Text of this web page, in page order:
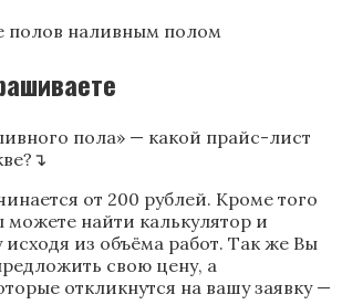
пола» — какой прайс-лист
от 200 рублей. Кроме того
можете найти калькулятор и
исходя из объёма работ. Так же Вы
свою цену, а
откликнутся на вашу заявку —